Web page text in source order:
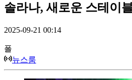
솔라나, 새로운 스테이
2025-09-21 00:14
폴
뉴스룸